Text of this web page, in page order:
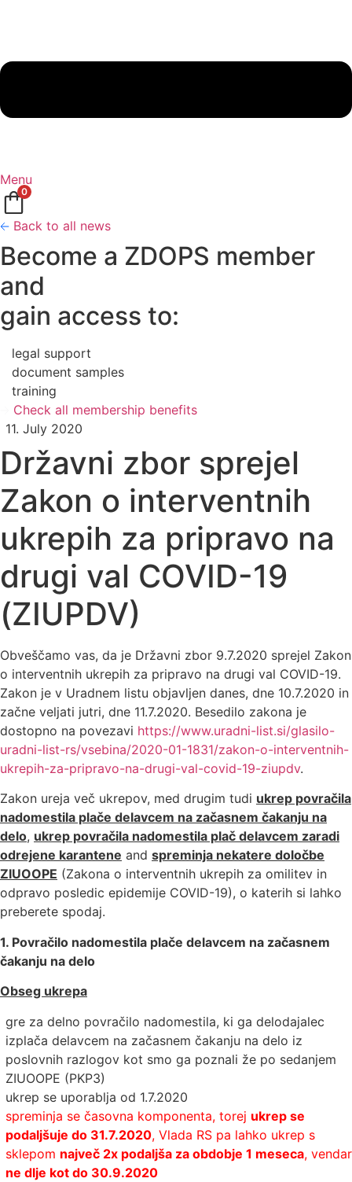
Menu
0
Back to all news
Become a ZDOPS member
and
gain access to:
legal support
document samples
training
Check all membership benefits
11. July 2020
Državni zbor sprejel
Zakon o interventnih
ukrepih za pripravo na
drugi val COVID-19
(ZIUPDV)
Obveščamo vas, da je Državni zbor 9.7.2020 sprejel Zakon
o interventnih ukrepih za pripravo na drugi val COVID-19.
Zakon je v Uradnem listu objavljen danes, dne 10.7.2020 in
začne veljati jutri, dne 11.7.2020. Besedilo zakona je
dostopno na povezavi https://www.uradni-list.si/glasilo-
uradni-list-rs/vsebina/2020-01-1831/zakon-o-interventnih-
ukrepih-za-pripravo-na-drugi-val-covid-19-ziupdv.
Zakon ureja več ukrepov, med drugim tudi ukrep povračila
nadomestila plače delavcem na začasnem čakanju na
delo, ukrep povračila nadomestila plač delavcem zaradi
odrejene karantene and spreminja nekatere določbe
ZIUOOPE (Zakona o interventnih ukrepih za omilitev in
odpravo posledic epidemije COVID-19), o katerih si lahko
preberete spodaj.
1. Povračilo nadomestila plače delavcem na začasnem
čakanju na delo
Obseg ukrepa
gre za delno povračilo nadomestila, ki ga delodajalec
izplača delavcem na začasnem čakanju na delo iz
poslovnih razlogov kot smo ga poznali že po sedanjem
ZIUOOPE (PKP3)
ukrep se uporablja od 1.7.2020
spreminja se časovna komponenta, torej ukrep se
podaljšuje do 31.7.2020, Vlada RS pa lahko ukrep s
sklepom največ 2x podaljša za obdobje 1 meseca, vendar
ne dlje kot do 30.9.2020